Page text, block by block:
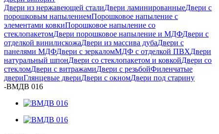
Двери из нержавеющей сталиДвери ламинированныеДвери с
порошковым напылениемПорошковое напыление с
элементами ковкиПорошковое напыление со
стеклопакетомДвери порошковое напыление и МДФДвери с
отделкой винилискожаДвери из массива дубаДвери с
панелями МДФДвери с зеркаломМДФ с отделкой ПВХДвери
натуральный шпонДвери со стеклопакетом и ковкойДвери со
стекломДвери с витражамиДвери с резьбойФиленчатые
двериГлянцевые двериДвери с окномДвери под старину
-ВМДВ 016